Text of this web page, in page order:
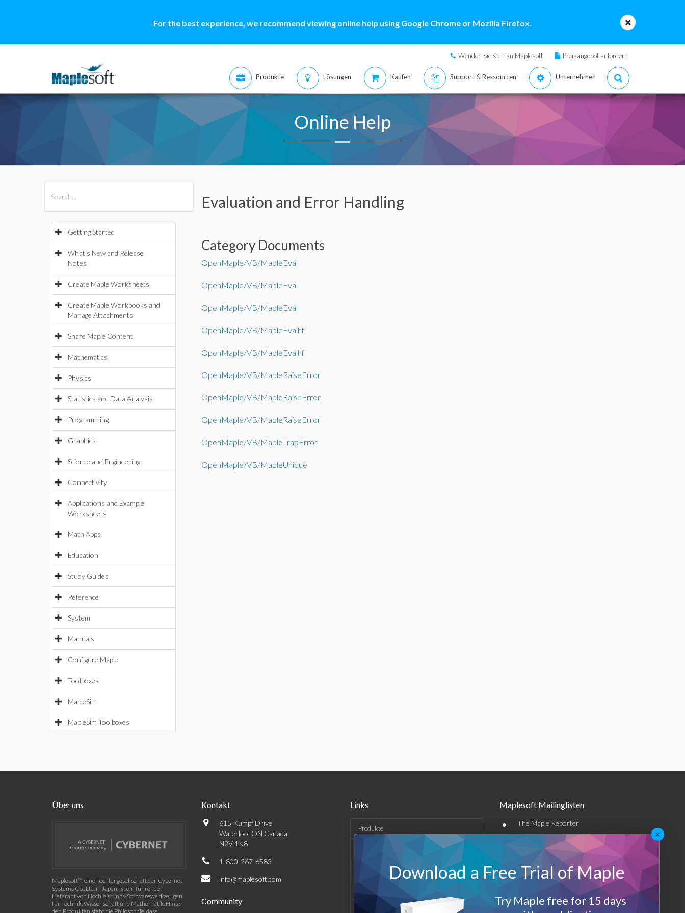
For the best experience, we recommend viewing online help using Google Chrome or Mozilla Firefox.
Wenden Sie sich an Maplesoft Preisangebot anfordern
Produkte Lösungen Kaufen Support & Ressourcen Unternehmen
Online Help
Getting Started
What's New and Release
Notes
Create Maple Worksheets
Create Maple Workbooks and
Manage Attachments
Share Maple Content
Mathematics
Physics
Statistics and Data Analysis
Programming
Graphics
Science and Engineering
Connectivity
Applications and Example
Worksheets
Math Apps
Education
Study Guides
Reference
System
Manuals
Configure Maple
Toolboxes
MapleSim
MapleSim Toolboxes
Evaluation and Error Handling
Category Documents
OpenMaple/VB/MapleEval
OpenMaple/VB/MapleEval
OpenMaple/VB/MapleEval
OpenMaple/VB/MapleEvalhf
OpenMaple/VB/MapleEvalhf
OpenMaple/VB/MapleRaiseError
OpenMaple/VB/MapleRaiseError
OpenMaple/VB/MapleRaiseError
OpenMaple/VB/MapleTrapError
OpenMaple/VB/MapleUnique
Über uns
Maplesoft™, eine Tochtergesellschaft der Cybernet
Systems Co., Ltd. in Japan, ist ein führender
Lieferant von Hochleistungs-Softwarewerkzeugen
für Technik, Wissenschaft und Mathematik. Hinter
den Produkten steht die Philosophie, dass
Kontakt
615 Kumpf Drive
Waterloo, ON Canada
N2V 1K8
1-800-267-6583
info@maplesoft.com
Community
Links
Produkte
Support und Ressourcen
Unternehmen
Maplesoft Mailinglisten
• The Maple Reporter
• Weitere E-Mail-Angebote
Maplesoft Membership
×
Download a Free Trial of Maple
Try Maple free for 15 days